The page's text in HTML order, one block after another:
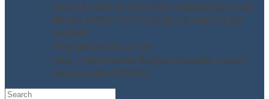
FAQ SISTEMI DI GESTIONE AMBIENTALE UNI
EN ISO 14001 TUTTO QUELLO CHE C’È DA
SAPERE
FAQ UNI EN ISO 37001
FAQ – Valutazione Rischio incendio nuovo
Decreto DM 03/06/21